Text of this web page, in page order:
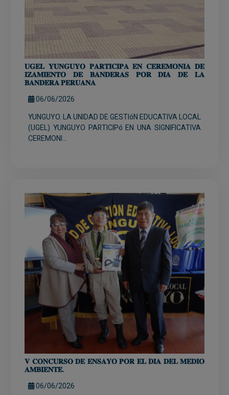
𝐔𝐆𝐄𝐋 𝐘𝐔𝐍𝐆𝐔𝐘𝐎 𝐏𝐀𝐑𝐓𝐈𝐂𝐈𝐏𝐀 𝐄𝐍 𝐂𝐄𝐑𝐄𝐌𝐎𝐍𝐈𝐀 𝐃𝐄
𝐈𝐙𝐀𝐌𝐈𝐄𝐍𝐓𝐎 𝐃𝐄 𝐁𝐀𝐍𝐃𝐄𝐑𝐀𝐒 𝐏𝐎𝐑 𝐃𝐈́𝐀 𝐃𝐄 𝐋𝐀
𝐁𝐀𝐍𝐃𝐄𝐑𝐀 𝐏𝐄𝐑𝐔𝐀𝐍𝐀
06/06/2026
YUNGUYO. LA UNIDAD DE GESTIóN EDUCATIVA LOCAL
(UGEL) YUNGUYO PARTICIPó EN UNA SIGNIFICATIVA
CEREMONI...
𝐕 𝐂𝐎𝐍𝐂𝐔𝐑𝐒𝐎 𝐃𝐄 𝐄𝐍𝐒𝐀𝐘𝐎 𝐏𝐎𝐑 𝐄𝐋 𝐃𝐈́𝐀 𝐃𝐄𝐋 𝐌𝐄𝐃𝐈𝐎
𝐀𝐌𝐁𝐈𝐄𝐍𝐓𝐄.
06/06/2026